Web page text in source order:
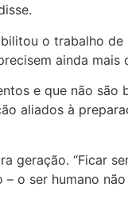
o trabalho
ainda mais
e que não
aliados à
“Ficar
o ser humano